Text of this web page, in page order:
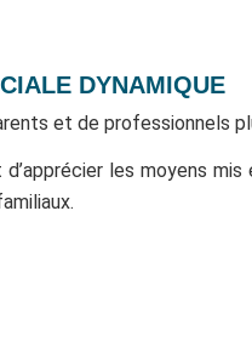
DYNAMIQUE
et de professionnels
les moyens